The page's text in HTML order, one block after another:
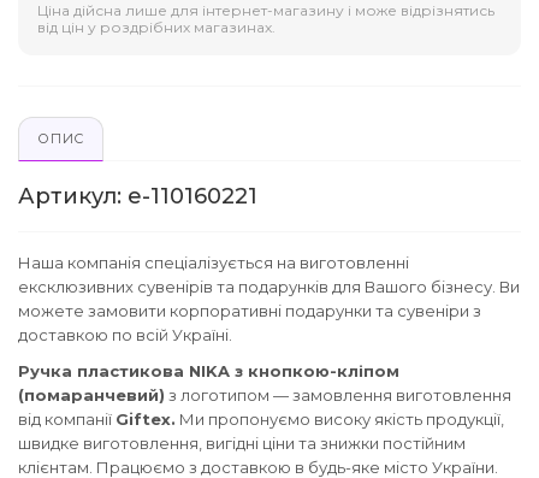
Ціна дійсна лише для інтернет-магазину і може відрізнятись
від цін у роздрібних магазинах.
ОПИС
Артикул: e-110160221
Наша компанія спеціалізується на виготовленні
ексклюзивних сувенірів та подарунків для Вашого бізнесу. Ви
можете замовити корпоративні подарунки та сувеніри з
доставкою по всій Україні.
Ручка пластикова NIKA з кнопкою-кліпом
(помаранчевий) з логотипом — замовлення виготовлення
від компанії Giftex. Ми пропонуємо високу якість продукції,
швидке виготовлення, вигідні ціни та знижки постійним
клієнтам. Працюємо з доставкою в будь-яке місто України.